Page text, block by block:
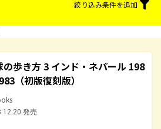
絞り込み条件を追加
の歩き方 3 インド・ネパール 198
（初版復刻版）
発売